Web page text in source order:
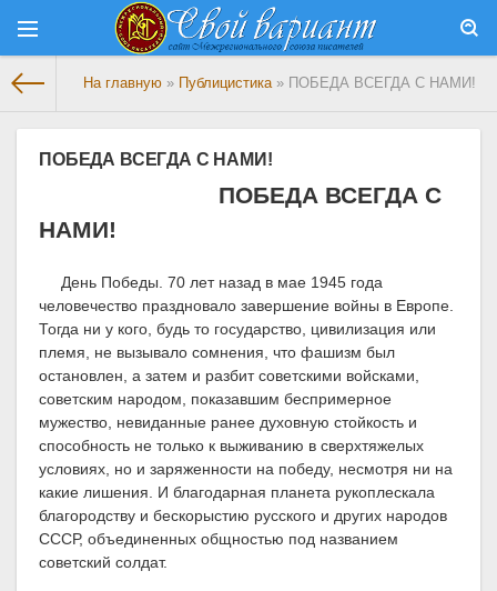
На главную » Публицистика» ПОБЕДА ВСЕГДА С НАМИ!
ПОБЕДА ВСЕГДА С НАМИ!
ПОБЕДА ВСЕГДА С
НАМИ!
День Победы. 70 лет назад в мае 1945 года
человечество праздновало завершение войны в Европе.
Тогда ни у кого, будь то государство, цивилизация или
племя, не вызывало сомнения, что фашизм был
остановлен, а затем и разбит советскими войсками,
советским народом, показавшим беспримерное
мужество, невиданные ранее духовную стойкость и
способность не только к выживанию в сверхтяжелых
условиях, но и заряженности на победу, несмотря ни на
какие лишения. И благодарная планета рукоплескала
благородству и бескорыстию русского и других народов
СССР, объединенных общностью под названием
советский солдат.